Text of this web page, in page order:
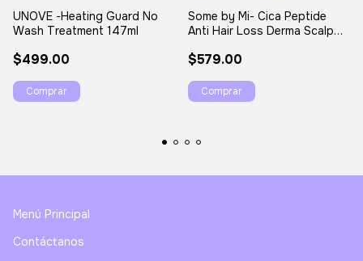
UNOVE -Heating Guard No
Wash Treatment 147ml
$499.00
Some by Mi- Cica Peptide
Anti Hair Loss Derma Scalp
$579.00
Menú Principal
Contáctanos